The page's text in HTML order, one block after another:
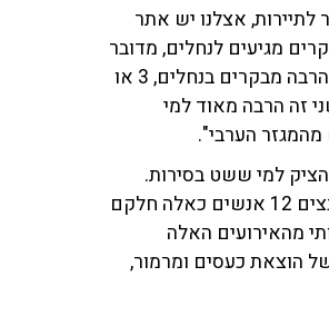
אצלנו יש אתר
מגיעים לנחלים, מדובר
על עשרות אלפים ביום ומאות אלפים בשבוע", הסביר זלץ והוסיף: "כשיש כל כך הרבה מבקרים בנחלים, 3 או
זה הרבה מאוד למי
הערבי".
למי ששט בסירות.
האירועים הם מפחידים מאוד - אם יש אבא עם שני ילדים בסירה ומסביבו מתקבצים 12 אנשים כאלה חלקם
מהאירועים האלה
הוצאת כעסים ומרמור,